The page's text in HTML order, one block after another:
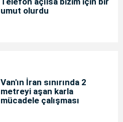
umut olurdu
Van'ın İran sınırında 2
metreyi aşan karla
mücadele çalışması